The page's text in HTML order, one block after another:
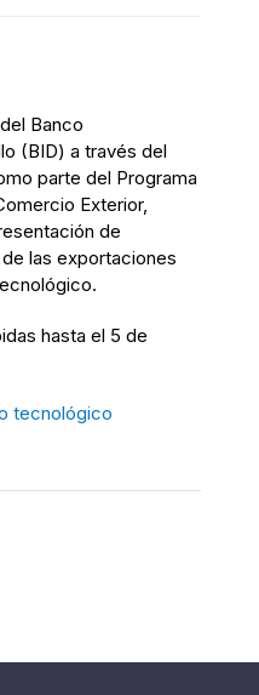
Banco
(BID) a través del
parte del Programa
Exterior,
de
las exportaciones
hasta el 5 de
tecnológico